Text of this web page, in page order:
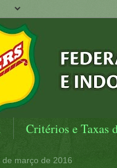
Critérios e Taxas
março de 2016